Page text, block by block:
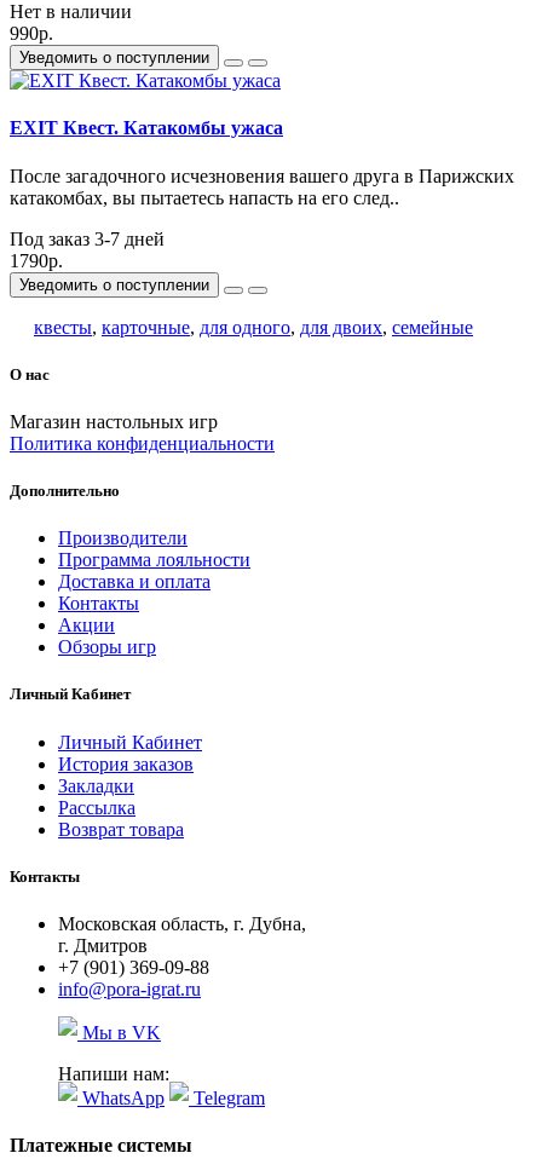
Нет в наличии
990р.
Уведомить о поступлении
EXIT Квест. Катакомбы ужаса
После загадочного исчезновения вашего друга в Парижских
катакомбах, вы пытаетесь напасть на его след..
Под заказ 3-7 дней
1790р.
Уведомить о поступлении
квесты, карточные, для одного, для двоих, семейные
О нас
Магазин настольных игр
Политика конфиденциальности
Дополнительно
Производители
Программа лояльности
Доставка и оплата
Контакты
Акции
Обзоры игр
Личный Кабинет
Личный Кабинет
История заказов
Закладки
Рассылка
Возврат товара
Контакты
Московская область, г. Дубна,
г. Дмитров
+7 (901) 369-09-88
info@pora-igrat.ru
Мы в VK
Напиши нам:
WhatsApp
Telegram
Платежные системы